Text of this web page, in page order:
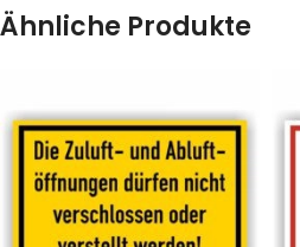
Ähnliche Produkte